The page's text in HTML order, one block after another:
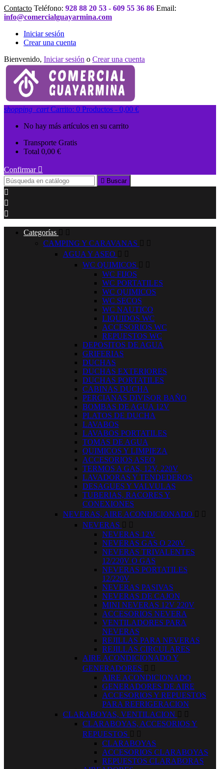
Contacto Teléfono: 928 88 20 53 - 609 55 36 86 Email:
info@comercialguayarmina.com
Iniciar sesión
Crear una cuenta
Bienvenido, Iniciar sesión o Crear una cuenta
shopping_cart Carrito: 0 Productos - 0,00 €
No hay más artículos en su carrito
Transporte Gratis
Total 0,00 €
Confirmar 
 Buscar



Categorías  
CAMPING Y CARAVANAS  
AGUA Y ASEO  
WC QUIMICOS  
WC FIJOS
WC PORTATILES
WC QUIMICOS
WC SECOS
WC NAUTICO
LIQUIDOS WC
ACCESORIOS WC
REPUESTOS WC
DEPOSITOS DE AGUA
GRIFERIAS
DUCHAS
DUCHAS EXTERIORES
DUCHAS PORTATILES
CABINAS DUCHA
PERCIANAS DIVISOR BAÑO
BOMBAS DE AGUA 12V
PLATOS DE DUCHA
LAVABOS
LAVABOS PORTATILES
TOMAS DE AGUA
QUIMICOS Y LIMPIEZA
ACCESORIOS ASEO
TERMOS A GAS, 12V, 220V
LAVADORAS Y TENDEDEROS
DESAGUES Y VALVULAS
TUBERIAS, RACORES Y
CONEXIONES
NEVERAS, AIRE ACONDICIONADO  
NEVERAS  
NEVERAS 12V
NEVERAS GAS O 220V
NEVERAS TRIVALENTES
12/220V O GAS
NEVERAS PORTATILES
12/220V
NEVERAS PASIVAS
NEVERAS DE CAJON
MINI NEVERAS 12V 220V
ACCESORIOS NEVERA
VENTILADORES PARA
NEVERAS
REJILLAS PARA NEVERAS
REJILLAS CIRCULARES
AIRE ACONDICIONADO Y
GENERADORES  
AIRE ACONDICIONADO
GENERADORES DE AIRE
ACCESORIOS Y REPUESTOS
PARA REFRIGERACION
CLARABOYAS, VENTILACION  
CLARABOYAS, ACCESORIOS Y
REPUESTOS  
CLARABOYAS
ACCESORIOS CLARABOYAS
REPUESTOS CLARABORAS